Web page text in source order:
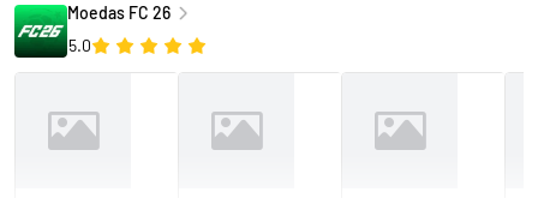
Moedas FC 26
5.0